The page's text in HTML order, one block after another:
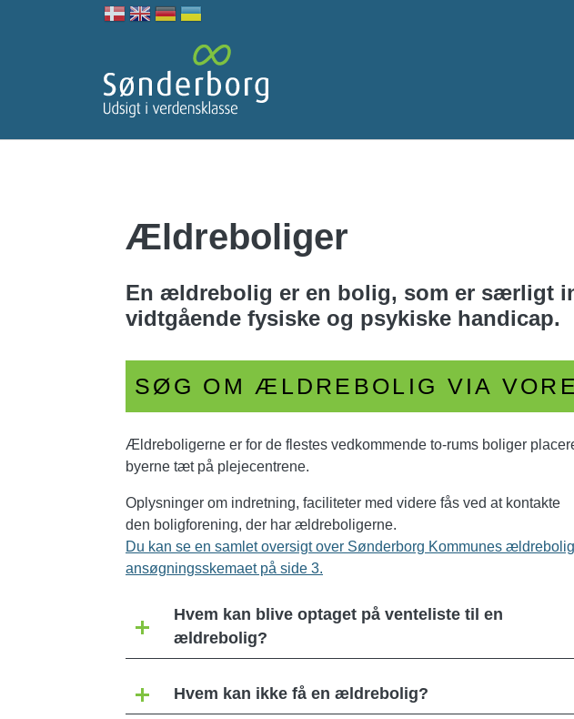
Ældreboliger
En ældrebolig er en bolig, som er særligt
vidtgående fysiske og psykiske handicap.
SØG OM ÆLDREBOLIG VIA
Ældreboligerne er for de flestes vedkommende to-rums boliger
byerne tæt på plejecentrene.
Oplysninger om indretning, faciliteter med videre fås ved at kontakte
den boligforening, der har ældreboligerne.
Du kan se en samlet oversigt over Sønderborg Kommunes
ansøgningsskemaet på side 3.
Hvem kan blive optaget på venteliste til en
ældrebolig?
Hvem kan ikke få en ældrebolig?